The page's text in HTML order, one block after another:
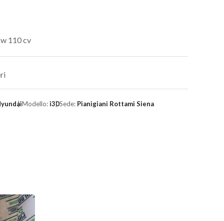
110 cv
Modello:i30Sede: Pianigiani Rottami Siena